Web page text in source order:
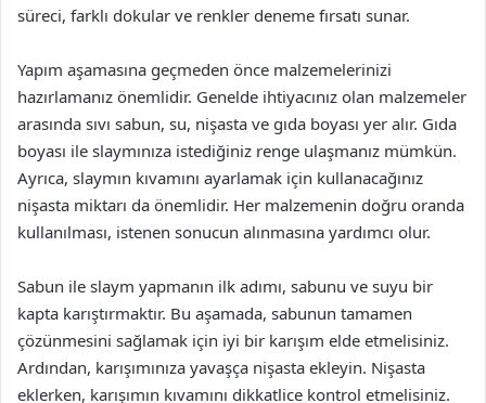
süreci, farklı dokular ve renkler deneme fırsatı sunar.
Yapım aşamasına geçmeden önce malzemelerinizi
hazırlamanız önemlidir. Genelde ihtiyacınız olan malzemeler
arasında sıvı sabun, su, nişasta ve gıda boyası yer alır. Gıda
boyası ile slaymınıza istediğiniz renge ulaşmanız mümkün.
Ayrıca, slaymın kıvamını ayarlamak için kullanacağınız
nişasta miktarı da önemlidir. Her malzemenin doğru oranda
kullanılması, istenen sonucun alınmasına yardımcı olur.
Sabun ile slaym yapmanın ilk adımı, sabunu ve suyu bir
kapta karıştırmaktır. Bu aşamada, sabunun tamamen
çözünmesini sağlamak için iyi bir karışım elde etmelisiniz.
Ardından, karışımınıza yavaşça nişasta ekleyin. Nişasta
eklerken, karışımın kıvamını dikkatlice kontrol etmelisiniz.